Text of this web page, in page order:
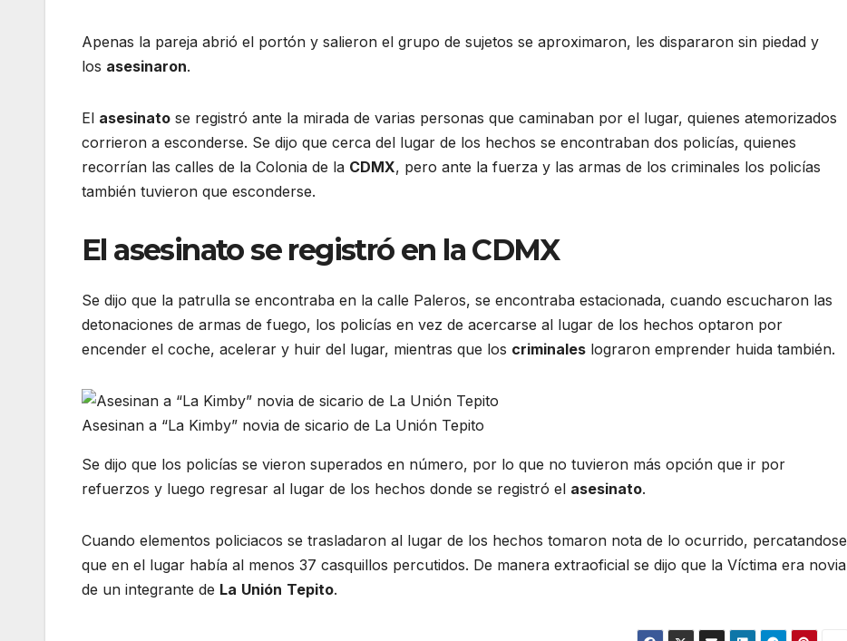
Apenas la pareja abrió el portón y salieron el grupo de sujetos se aproximaron, les dispararon sin piedad y
los asesinaron.
El asesinato se registró ante la mirada de varias personas que caminaban por el lugar, quienes atemorizados
corrieron a esconderse. Se dijo que cerca del lugar de los hechos se encontraban dos policías, quienes
recorrían las calles de la Colonia de la CDMX, pero ante la fuerza y las armas de los criminales los policías
también tuvieron que esconderse.
El asesinato se registró en la CDMX
Se dijo que la patrulla se encontraba en la calle Paleros, se encontraba estacionada, cuando escucharon las
detonaciones de armas de fuego, los policías en vez de acercarse al lugar de los hechos optaron por
encender el coche, acelerar y huir del lugar, mientras que los criminales lograron emprender huida también.
Asesinan a “La Kimby” novia de sicario de La Unión Tepito
Se dijo que los policías se vieron superados en número, por lo que no tuvieron más opción que ir por
refuerzos y luego regresar al lugar de los hechos donde se registró el asesinato.
Cuando elementos policiacos se trasladaron al lugar de los hechos tomaron nota de lo ocurrido, percatandose
que en el lugar había al menos 37 casquillos percutidos. De manera extraoficial se dijo que la Víctima era novia
de un integrante de La Unión Tepito.